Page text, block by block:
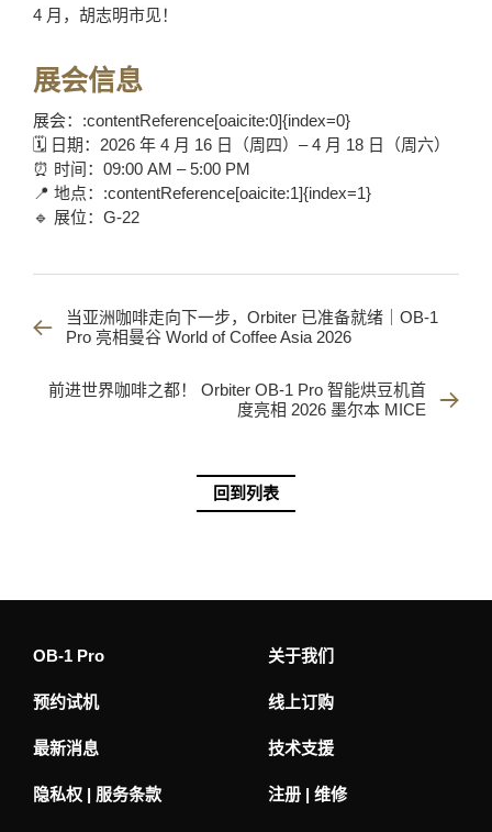
4 月，胡志明市见！
展会信息
展会：:contentReference[oaicite:0]{index=0}
🗓️ 日期：2026 年 4 月 16 日（周四）– 4 月 18 日（周六）
⏰ 时间：09:00 AM – 5:00 PM
📍 地点：:contentReference[oaicite:1]{index=1}
🔹 展位：G-22
当亚洲咖啡走向下一步，Orbiter 已准备就绪｜OB-1
Pro 亮相曼谷 World of Coffee Asia 2026
前进世界咖啡之都！ Orbiter OB-1 Pro 智能烘豆机首
度亮相 2026 墨尔本 MICE
回到列表
OB-1 Pro 关于我们
预约试机 线上订购
最新消息 技术支援
隐私权 | 服务条款 注册 | 维修